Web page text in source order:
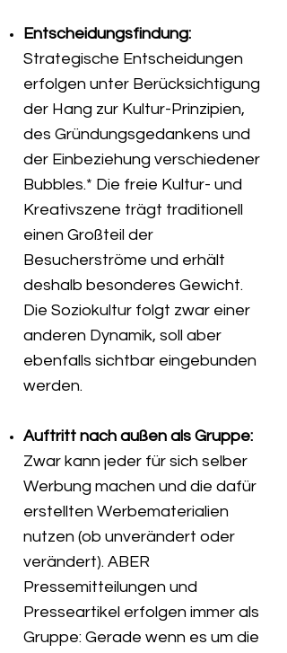
Entscheidungsfindung:
Strategische Entscheidungen
erfolgen unter Berücksichtigung
der Hang zur Kultur-Prinzipien,
des Gründungsgedankens und
der Einbeziehung verschiedener
Bubbles.* Die freie Kultur- und
Kreativszene trägt traditionell
einen Großteil der
Besucherströme und erhält
deshalb besonderes Gewicht.
Die Soziokultur folgt zwar einer
anderen Dynamik, soll aber
ebenfalls sichtbar eingebunden
werden.
Auftritt nach außen als Gruppe:
Zwar kann jeder für sich selber
Werbung machen und die dafür
erstellten Werbematerialien
nutzen (ob unverändert oder
verändert). ABER
Pressemitteilungen und
Presseartikel erfolgen immer als
Gruppe: Gerade wenn es um die